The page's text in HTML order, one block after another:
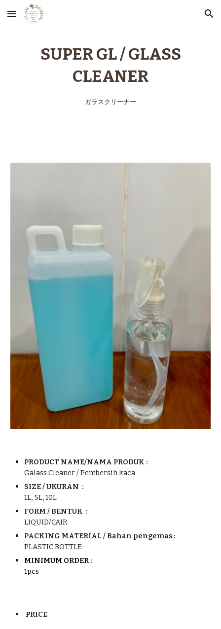
Skip to main content Skip to navigation
SUPER GL/ GLASS
CLEANER
ガラスクリーナー
PRODUCT NAME/NAMA PRODUK :
Galass Cleaner / Pembersih kaca
SIZE / UKURAN :
1L, 5L, 10L
FORM / BENTUK :
LIQUID/CAIR
PACKING MATERIAL / Bahan pengemas :
PLASTIC BOTTLE
MINIMUM ORDER :
1pcs
PRICE